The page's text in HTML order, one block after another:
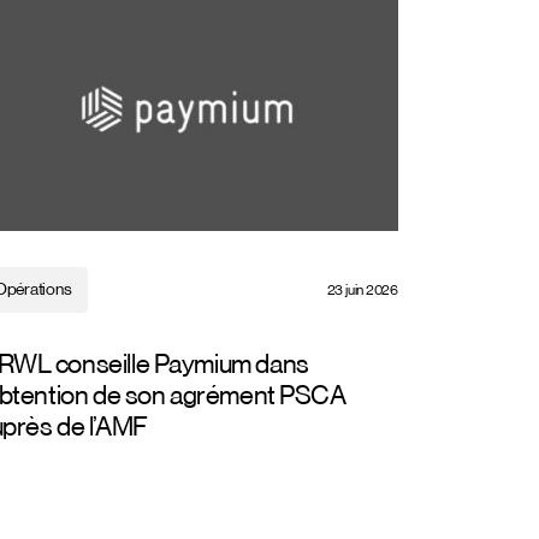
23 juin 2026
conseille Paymium dans
de son agrément PSCA
de l’AMF